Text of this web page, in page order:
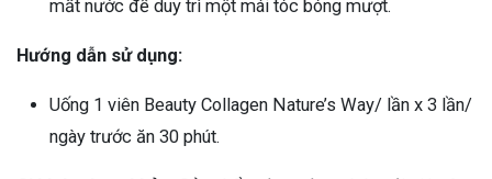
mất nước để duy trì một mái tóc bóng mượt.
Hướng dẫn sử dụng:
Uống 1 viên Beauty Collagen Nature’s Way/ lần x 3 lần/
ngày trước ăn 30 phút.